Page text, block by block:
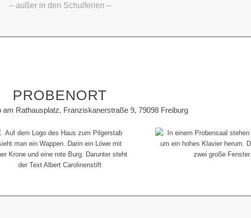
– außer in den Schulferien –
PROBENORT
am Rathausplatz, Franziskanerstraße 9, 79098 Freiburg